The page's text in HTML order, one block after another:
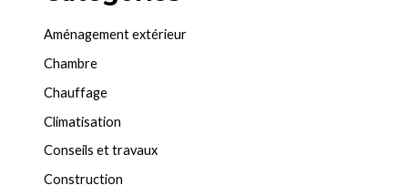
Aménagement extérieur
Chambre
Chauffage
Climatisation
Conseils et travaux
Construction